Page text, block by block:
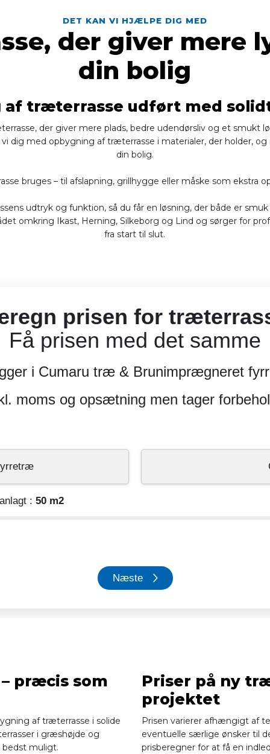
DET KAN VI HJÆLPE DIG MED
der giver mere
din bolig
af træterrasse udført med
der giver mere plads, bedre udendørsliv og et smukt
dig med opbygning af træterrasse i materialer, der holder,
din bolig.
bruges – til afslapning, grillhygge eller måske som ekstra
udtryk og funktion, så du får en løsning, der både er
omkring Ikast, Herning, Silkeborg og Lind og sørger for
fra start til slut.
præcis som
af træterrasse i solide
i græshøjde og
muligt.
Priser på ny
projektet
Prisen varierer afhængigt af
eventuelle særlige ønsker til
prisberegner for at få en